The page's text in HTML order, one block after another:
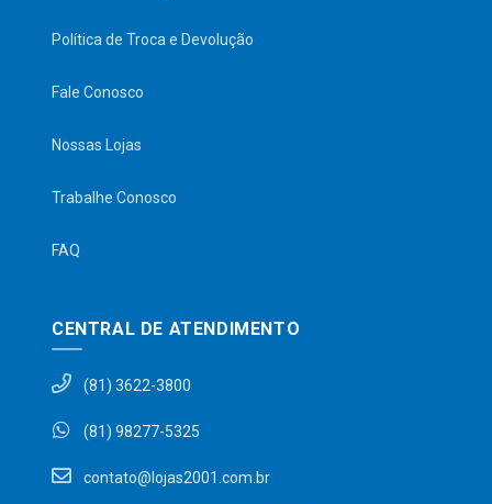
Política de Troca e Devolução
Fale Conosco
Nossas Lojas
Trabalhe Conosco
FAQ
CENTRAL DE ATENDIMENTO
(81) 3622-3800
(81) 98277-5325
contato@lojas2001.com.br